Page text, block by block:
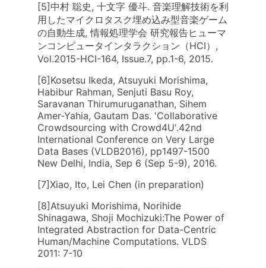
[5]中村 聡史, 十文字 優斗. 音楽理解技術を利
用したマイクロタスク埋め込み型音楽ゲーム
の自動生成, 情報処理学会 研究報告ヒューマ
ンコンピュータインタラクション（HCI）,
Vol.2015-HCI-164, Issue.7, pp.1-6, 2015.
[6]Kosetsu Ikeda, Atsuyuki Morishima,
Habibur Rahman, Senjuti Basu Roy,
Saravanan Thirumuruganathan, Sihem
Amer-Yahia, Gautam Das. 'Collaborative
Crowdsourcing with Crowd4U'.42nd
International Conference on Very Large
Data Bases (VLDB2016), pp1497-1500
New Delhi, India, Sep 6 (Sep 5-9), 2016.
[7]Xiao, Ito, Lei Chen (in preparation)
[8]Atsuyuki Morishima, Norihide
Shinagawa, Shoji Mochizuki:The Power of
Integrated Abstraction for Data-Centric
Human/Machine Computations. VLDS
2011: 7-10